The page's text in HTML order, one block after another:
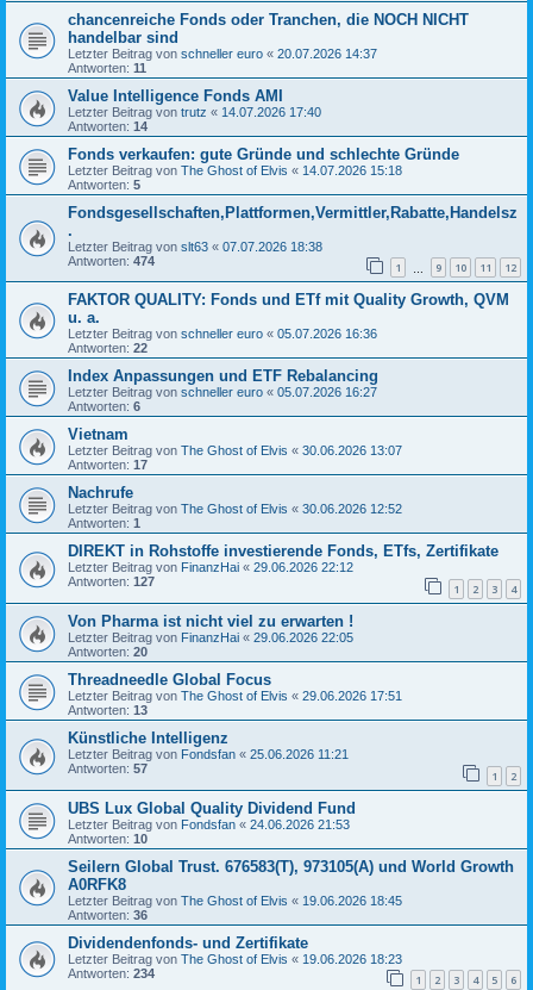
chancenreiche Fonds oder Tranchen, die NOCH NICHT
handelbar sind
Letzter Beitrag von schneller euro « 20.07.2026 14:37
Antworten: 11
Value Intelligence Fonds AMI
Letzter Beitrag von trutz « 14.07.2026 17:40
Antworten: 14
Fonds verkaufen: gute Gründe und schlechte Gründe
Letzter Beitrag von The Ghost of Elvis « 14.07.2026 15:18
Antworten: 5
Fondsgesellschaften,Plattformen,Vermittler,Rabatte,Handelsz
.
Letzter Beitrag von slt63 « 07.07.2026 18:38
Antworten: 474 1 9 10 11 12
FAKTOR QUALITY: Fonds und ETf mit Quality Growth, QVM
u. a.
Letzter Beitrag von schneller euro « 05.07.2026 16:36
Antworten: 22
Index Anpassungen und ETF Rebalancing
Letzter Beitrag von schneller euro « 05.07.2026 16:27
Antworten: 6
Vietnam
Letzter Beitrag von The Ghost of Elvis « 30.06.2026 13:07
Antworten: 17
Nachrufe
Letzter Beitrag von The Ghost of Elvis « 30.06.2026 12:52
Antworten: 1
DIREKT in Rohstoffe investierende Fonds, ETfs, Zertifikate
Letzter Beitrag von FinanzHai « 29.06.2026 22:12
Antworten: 127 1 2 3 4
Von Pharma ist nicht viel zu erwarten !
Letzter Beitrag von FinanzHai « 29.06.2026 22:05
Antworten: 20
Threadneedle Global Focus
Letzter Beitrag von The Ghost of Elvis « 29.06.2026 17:51
Antworten: 13
Künstliche Intelligenz
Letzter Beitrag von Fondsfan « 25.06.2026 11:21
Antworten: 57 1 2
UBS Lux Global Quality Dividend Fund
Letzter Beitrag von Fondsfan « 24.06.2026 21:53
Antworten: 10
Seilern Global Trust. 676583(T), 973105(A) und World Growth
A0RFK8
Letzter Beitrag von The Ghost of Elvis « 19.06.2026 18:45
Antworten: 36
Dividendenfonds- und Zertifikate
Letzter Beitrag von The Ghost of Elvis « 19.06.2026 18:23
Antworten: 234 1 2 3 4 5 6